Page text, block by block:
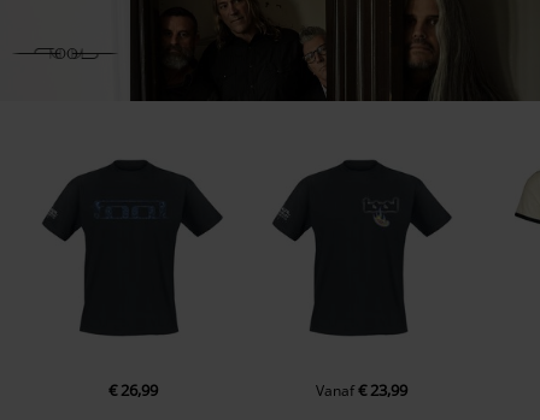
€ 26,99 Vanaf€ 23,99